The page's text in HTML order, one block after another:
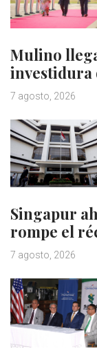
Mulino
investidura
7 agosto, 2026
Singapur
rompe el
7 agosto, 2026